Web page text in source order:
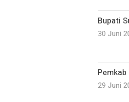
Bupati
30 Juni
29 Juni